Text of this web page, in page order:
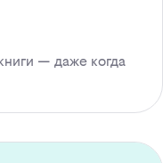
— даже когда